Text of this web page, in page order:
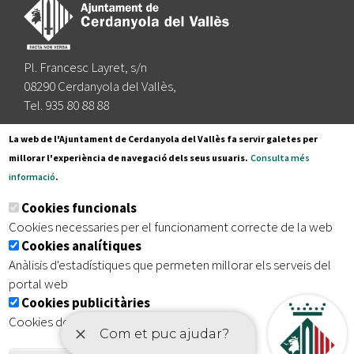
Pl. Francesc Layret, s/n
08290 Cerdanyola del Vallès,
Tel. 935 80 88 88
Segueix-nos a:
Subscriu-te al nostre butlletí
Inici | Avís legal | Protecció de dades
| Accessibilitat
La web de l'Ajuntament de Cerdanyola del Vallès fa servir galetes per
millorar l'experiència de navegació dels seus usuaris. Consulta més
informació.
Cookies funcionals
Cookies necessaries per el funcionament correcte de la web
Cookies analítiques
Anàlisis d'estadístiques que permeten millorar els serveis del
portal web
Cookies publicitàries
Cookies de tercers amb finalitat publicitària